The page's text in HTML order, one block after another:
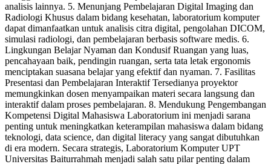
analisis lainnya. 5. Menunjang Pembelajaran Digital Imaging dan
Radiologi Khusus dalam bidang kesehatan, laboratorium komputer
dapat dimanfaatkan untuk analisis citra digital, pengolahan DICOM,
simulasi radiologi, dan pembelajaran berbasis software medis. 6.
Lingkungan Belajar Nyaman dan Kondusif Ruangan yang luas,
pencahayaan baik, pendingin ruangan, serta tata letak ergonomis
menciptakan suasana belajar yang efektif dan nyaman. 7. Fasilitas
Presentasi dan Pembelajaran Interaktif Tersedianya proyektor
memungkinkan dosen menyampaikan materi secara langsung dan
interaktif dalam proses pembelajaran. 8. Mendukung Pengembangan
Kompetensi Digital Mahasiswa Laboratorium ini menjadi sarana
penting untuk meningkatkan keterampilan mahasiswa dalam bidang
teknologi, data science, dan digital literacy yang sangat dibutuhkan
di era modern. Secara strategis, Laboratorium Komputer UPT
Universitas Baiturrahmah menjadi salah satu pilar penting dalam